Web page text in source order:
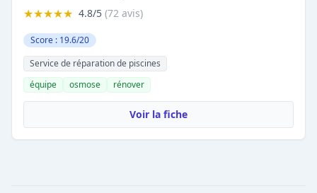
★★★★★ 4.8/5 (72 avis)
Score : 19.6/20
Service de réparation de piscines
équipe
osmose rénover
Voir la fiche